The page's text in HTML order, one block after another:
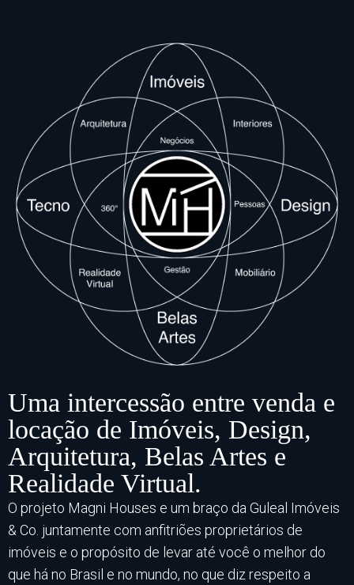
Uma intercessão entre venda e
locação de Imóveis, Design,
Arquitetura, Belas Artes e
Realidade Virtual.
O projeto Magni Houses e um braço da Guleal Imóveis
& Co. juntamente com anfitriões proprietários de
imóveis e o propósito de levar até você o melhor do
que há no Brasil e no mundo, no que diz respeito a